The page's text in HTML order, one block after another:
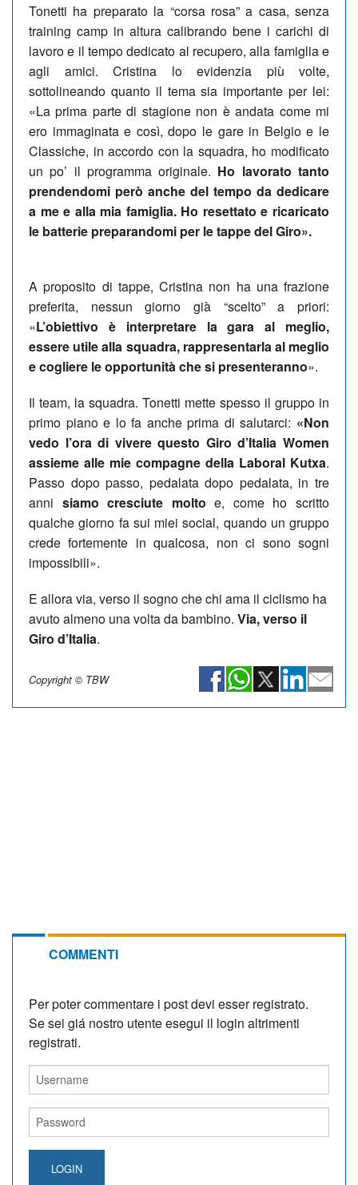
Tonetti ha preparato la “corsa rosa” a casa, senza
training camp in altura calibrando bene i carichi di
lavoro e il tempo dedicato al recupero, alla famiglia e
agli amici. Cristina lo evidenzia più volte,
sottolineando quanto il tema sia importante per lei:
«La prima parte di stagione non è andata come mi
ero immaginata e così, dopo le gare in Belgio e le
Classiche, in accordo con la squadra, ho modificato
un po’ il programma originale. Ho lavorato tanto
prendendomi però anche del tempo da dedicare
a me e alla mia famiglia. Ho resettato e ricaricato
le batterie preparandomi per le tappe del Giro».
A proposito di tappe, Cristina non ha una frazione
preferita, nessun giorno già “scelto” a priori:
«L’obiettivo è interpretare la gara al meglio,
essere utile alla squadra, rappresentarla al meglio
e cogliere le opportunità che si presenteranno».
Il team, la squadra. Tonetti mette spesso il gruppo in
primo piano e lo fa anche prima di salutarci: «Non
vedo l’ora di vivere questo Giro d’Italia Women
assieme alle mie compagne della Laboral Kutxa.
Passo dopo passo, pedalata dopo pedalata, in tre
anni siamo cresciute molto e, come ho scritto
qualche giorno fa sui miei social, quando un gruppo
crede fortemente in qualcosa, non ci sono sogni
impossibili».
E allora via, verso il sogno che chi ama il ciclismo ha
avuto almeno una volta da bambino. Via, verso il
Giro d’Italia.
Copyright © TBW
COMMENTI
Per poter commentare i post devi esser registrato.
Se sei giá nostro utente esegui il login altrimenti
registrati.
LOGIN